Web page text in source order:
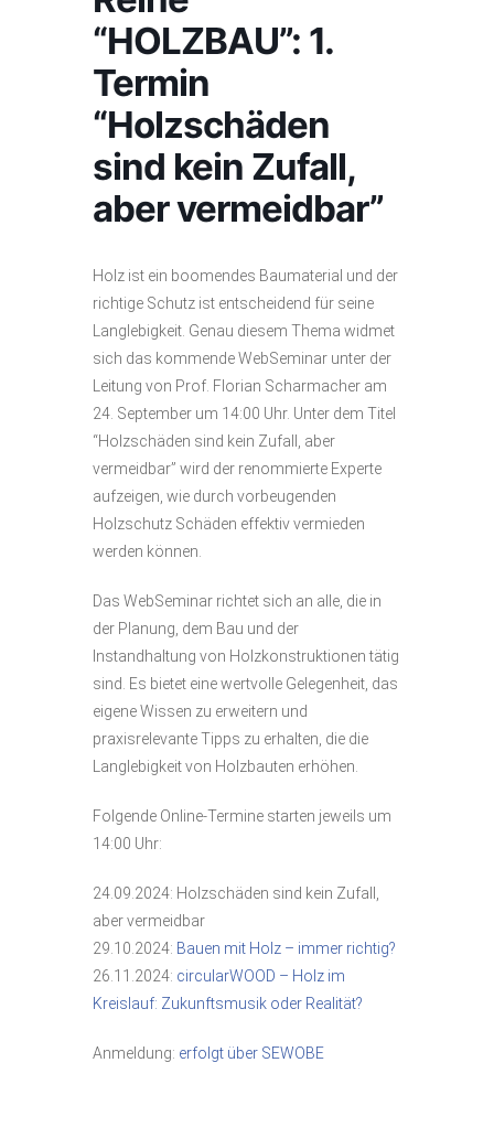
“HOLZBAU”: 1.
Termin
“Holzschäden
sind kein Zufall,
aber vermeidbar”
Holz ist ein boomendes Baumaterial und der
richtige Schutz ist entscheidend für seine
Langlebigkeit. Genau diesem Thema widmet
sich das kommende WebSeminar unter der
Leitung von Prof. Florian Scharmacher am
24. September um 14:00 Uhr. Unter dem Titel
“Holzschäden sind kein Zufall, aber
vermeidbar” wird der renommierte Experte
aufzeigen, wie durch vorbeugenden
Holzschutz Schäden effektiv vermieden
werden können.
Das WebSeminar richtet sich an alle, die in
der Planung, dem Bau und der
Instandhaltung von Holzkonstruktionen tätig
sind. Es bietet eine wertvolle Gelegenheit, das
eigene Wissen zu erweitern und
praxisrelevante Tipps zu erhalten, die die
Langlebigkeit von Holzbauten erhöhen.
Folgende Online-Termine starten jeweils um
14:00 Uhr:
24.09.2024: Holzschäden sind kein Zufall,
aber vermeidbar
29.10.2024: Bauen mit Holz – immer richtig?
26.11.2024: circularWOOD – Holz im
Kreislauf: Zukunftsmusik oder Realität?
Anmeldung: erfolgt über SEWOBE